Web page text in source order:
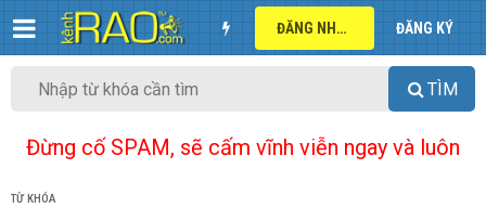
ĐĂNG NHẬP ĐĂNG KÝ
TÌM
Đừng cố SPAM, sẽ cấm vĩnh viễn ngay và luôn
TỪ KHÓA